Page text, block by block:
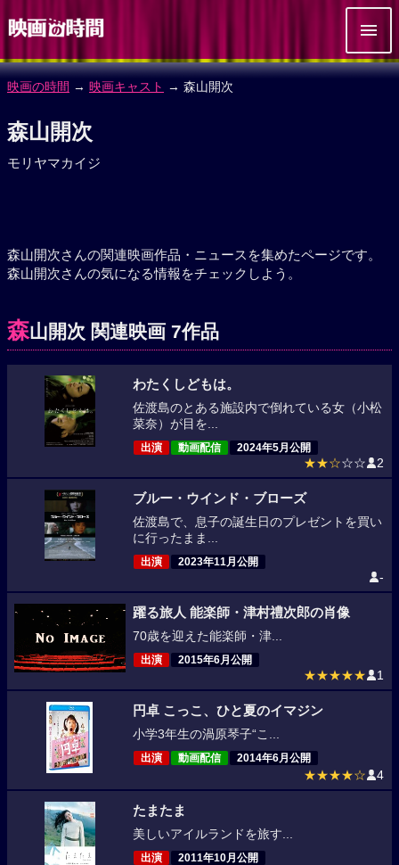
映画の時間 → 映画キャスト → 森山開次
森山開次
モリヤマカイジ
森山開次さんの関連映画作品・ニュースを集めたページです。
森山開次さんの気になる情報をチェックしよう。
森山開次 関連映画 7作品
わたくしどもは。
佐渡島のとある施設内で倒れている女（小松
菜奈）が目を...
出演 動画配信 2024年5月公開
★★☆☆☆ 2
ブルー・ウインド・ブローズ
佐渡島で、息子の誕生日のプレゼントを買い
に行ったまま...
出演 2023年11月公開
-
躍る旅人 能楽師・津村禮次郎の肖像
70歳を迎えた能楽師・津...
出演 2015年6月公開
★★★★★ 1
円卓 こっこ、ひと夏のイマジン
小学3年生の渦原琴子“こ...
出演 動画配信 2014年6月公開
★★★★☆ 4
たまたま
美しいアイルランドを旅す...
出演 2011年10月公開